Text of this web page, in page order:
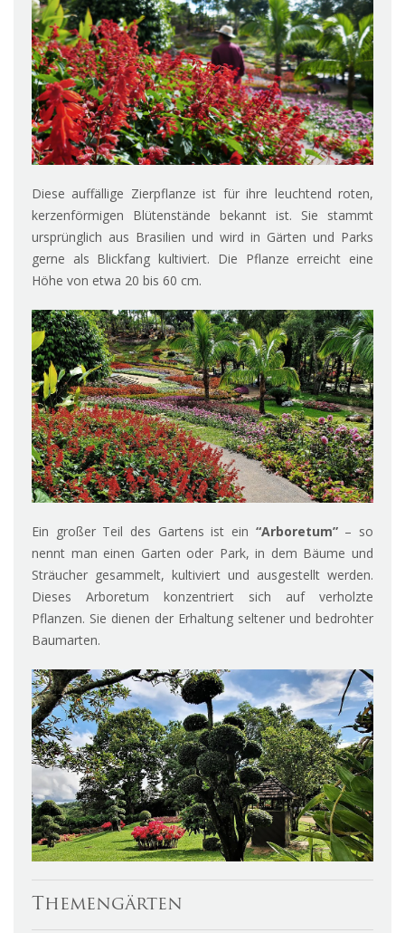
Diese auffällige Zierpflanze ist für ihre leuchtend roten,
kerzenförmigen Blütenstände bekannt ist. Sie stammt
ursprünglich aus Brasilien und wird in Gärten und Parks
gerne als Blickfang kultiviert. Die Pflanze erreicht eine
Höhe von etwa 20 bis 60 cm.
Ein großer Teil des Gartens ist ein “Arboretum”– so
nennt man einen Garten oder Park, in dem Bäume und
Sträucher gesammelt, kultiviert und ausgestellt werden.
Dieses Arboretum konzentriert sich auf verholzte
Pflanzen. Sie dienen der Erhaltung seltener und bedrohter
Baumarten.
Themengärten